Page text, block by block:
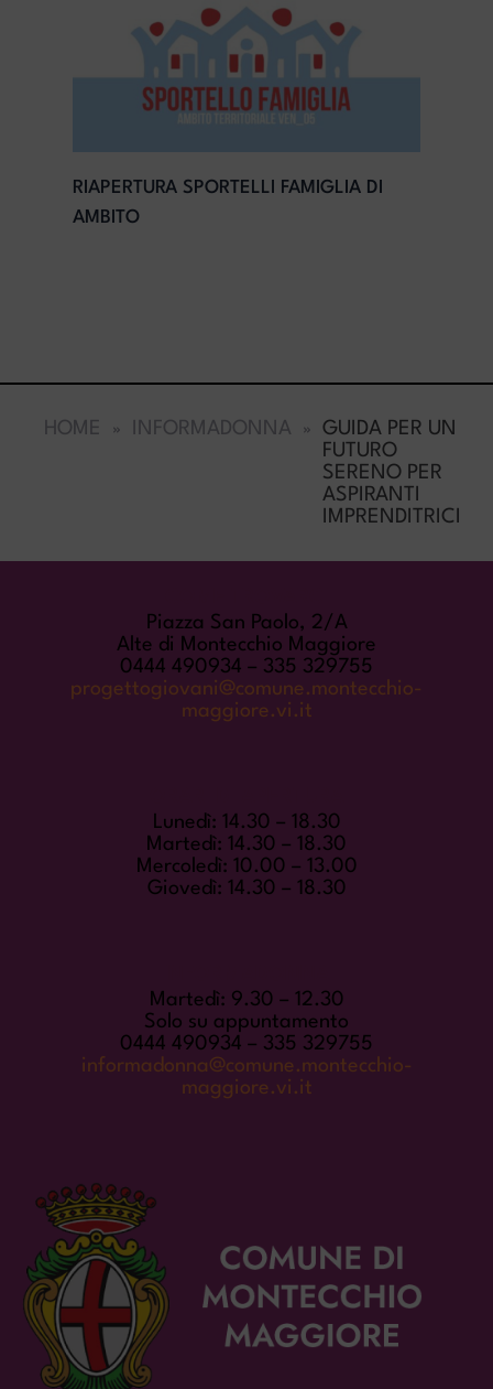
RIAPERTURA SPORTELLI FAMIGLIA DI
AMBITO
HOME INFORMADONNA
GUIDA PER UN
FUTURO
SERENO PER
ASPIRANTI
IMPRENDITRICI
Piazza San Paolo, 2/A
Alte di Montecchio Maggiore
0444 490934 – 335 329755
progettogiovani@comune.montecchio-
maggiore.vi.it
Lunedì: 14.30 – 18.30
Martedì: 14.30 – 18.30
Mercoledì: 10.00 – 13.00
Giovedì: 14.30 – 18.30
Martedì: 9.30 – 12.30
Solo su appuntamento
0444 490934 – 335 329755
informadonna@comune.montecchio-
maggiore.vi.it